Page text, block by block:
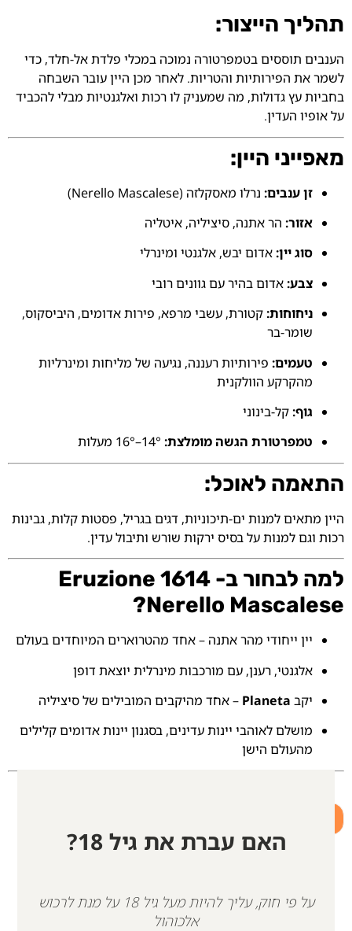
תהליך הייצור:
הענבים תוססים בטמפרטורה נמוכה במכלי פלדת אל-חלד, כדי
לשמר את הפירותיות והטריות. לאחר מכן היין עובר השבחה
בחביות עץ גדולות, מה שמעניק לו רכות ואלגנטיות מבלי להכביד
על אופיו העדין.
מאפייני היין:
זן ענבים: נרלו מאסקלזה (Nerello Mascalese)
אזור: הר אתנה, סיציליה, איטליה
סוג יין:אדום יבש, אלגנטי ומינרלי
צבע:אדום בהיר עם גוונים רובי
ניחוחות:קטורת, עשבי מרפא, פירות אדומים, היביסקוס,
שומר-בר
טעמים: פירותיות רעננה, נגיעה של מליחות ומינרליות
מהקרקע הוולקנית
גוף:קל-בינוני
טמפרטורת הגשה מומלצת:
התאמה לאוכל:
היין מתאים למנות ים-תיכוניות, דגים בגריל, פסטות קלות, גבינות
רכות וגם למנות על בסיס ירקות שורש ותיבול עדין.
למה לבחור ב- Eruzione 1614
Nerello Mascalese?
יין ייחודי מהר אתנה – אחד מהטרוארים המיוחדים בעולם
אלגנטי, רענן, עם מורכבות מינרלית יוצאת דופן
יקב Planeta – אחד מהיקבים המובילים של סיציליה
מושלם לאוהבי יינות עדינים, בסגנון יינות אדומים קלילים
מהעולם הישן
הוספה לסל
האם עברת את גיל 18?
על פי חוק, עליך להיות מעל גיל 18 על מנת לרכוש
אלכוהול